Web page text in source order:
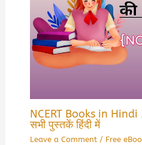
NCERT Books in Hindi
सभी पुस्तकें हिंदी में
Leave a Comment / Free